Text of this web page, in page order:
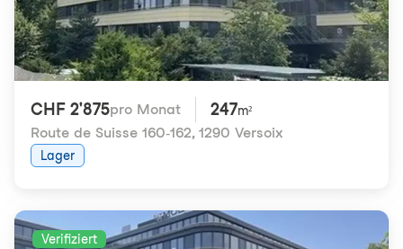
CHF 2'875pro Monat 247m²
Route de Suisse 160-162, 1290 Versoix
Lager
Verifiziert